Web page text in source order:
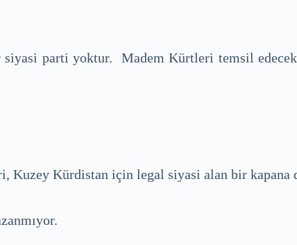
siyasi parti yoktur. Madem Kürtleri temsil
Kuzey Kürdistan için legal siyasi alan bir kapana